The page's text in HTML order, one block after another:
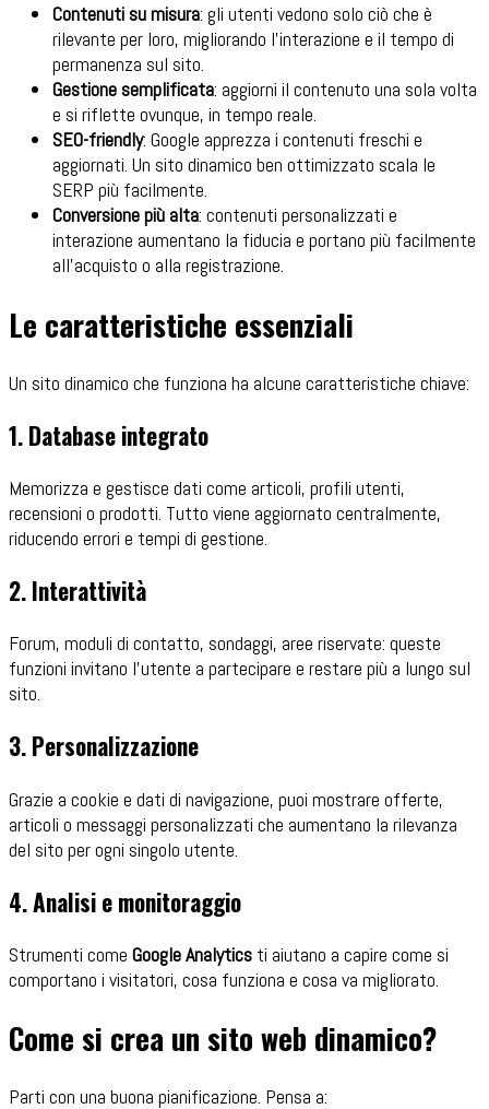
Contenuti su misura: gli utenti vedono solo ciò che è
rilevante per loro, migliorando l'interazione e il tempo di
permanenza sul sito.
Gestione semplificata: aggiorni il contenuto una sola volta
e si riflette ovunque, in tempo reale.
SEO-friendly: Google apprezza i contenuti freschi e
aggiornati. Un sito dinamico ben ottimizzato scala le
SERP più facilmente.
Conversione più alta: contenuti personalizzati e
interazione aumentano la fiducia e portano più facilmente
all'acquisto o alla registrazione.
Le caratteristiche essenziali
Un sito dinamico che funziona ha alcune caratteristiche chiave:
1. Database integrato
Memorizza e gestisce dati come articoli, profili utenti,
recensioni o prodotti. Tutto viene aggiornato centralmente,
riducendo errori e tempi di gestione.
2. Interattività
Forum, moduli di contatto, sondaggi, aree riservate: queste
funzioni invitano l'utente a partecipare e restare più a lungo sul
sito.
3. Personalizzazione
Grazie a cookie e dati di navigazione, puoi mostrare offerte,
articoli o messaggi personalizzati che aumentano la rilevanza
del sito per ogni singolo utente.
4. Analisi e monitoraggio
Strumenti come Google Analytics ti aiutano a capire come si
comportano i visitatori, cosa funziona e cosa va migliorato.
Come si crea un sito web dinamico?
Parti con una buona pianificazione. Pensa a: